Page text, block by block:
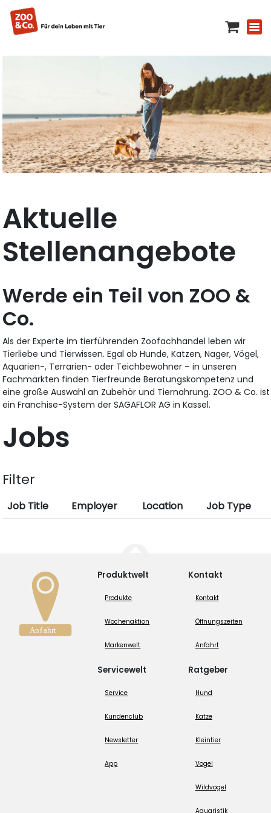
Aktuelle
Stellenangebote
Werde ein Teil von ZOO &
Co.
Als der Experte im tierführenden Zoofachhandel leben wir
Tierliebe und Tierwissen. Egal ob Hunde, Katzen, Nager, Vögel,
Aquarien-, Terrarien- oder Teichbewohner – in unseren
Fachmärkten finden Tierfreunde Beratungskompetenz und
eine große Auswahl an Zubehör und Tiernahrung. ZOO & Co. ist
ein Franchise-System der SAGAFLOR AG in Kassel.
Jobs
Filter
Job Title Employer Location Job Type
Produktwelt
Produkte
Wochenaktion
Markenwelt
Servicewelt
Service
Kundenclub
Newsletter
App
Kontakt
Kontakt
Öffnungszeiten
Anfahrt
Ratgeber
Hund
Katze
Kleintier
Vogel
Wildvogel
Aquaristik